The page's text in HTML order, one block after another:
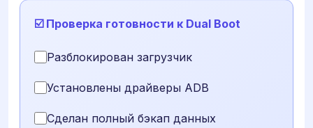
☑️ Проверка готовности к Dual Boot
Разблокирован загрузчик
Установлены драйверы ADB
Сделан полный бэкап данных